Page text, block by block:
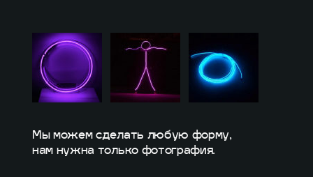
Мы можем сделать любую форму,
нам нужна только фотография.